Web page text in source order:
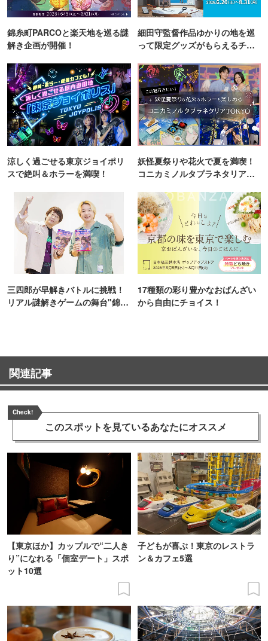
錦糸町PARCOと楽天地を巡る謎
解き企画が開催！
細田守監督作品ゆかりの地を巡
って限定グッズがもらえるチャ
涼しく過ごせる東京ジョイポリ
スで絶叫＆ホラーを満喫！
妖怪夏祭りや花火で夏を満喫！
コニカミノルタプラネタリア
三四郎が早解きバトルに挑戦！
リアル謎解きゲームの舞台"錦糸
17種類の彩り豊かなおばんざい
から自由にチョイス！
関連記事
Check!
このスポットを見ているあなたにオススメ
【東京ほか】カップルで“二人き
り”になれる「個室デート」スポ
ット10選
子どもが喜ぶ！東京のレストラ
ン＆カフェ5選